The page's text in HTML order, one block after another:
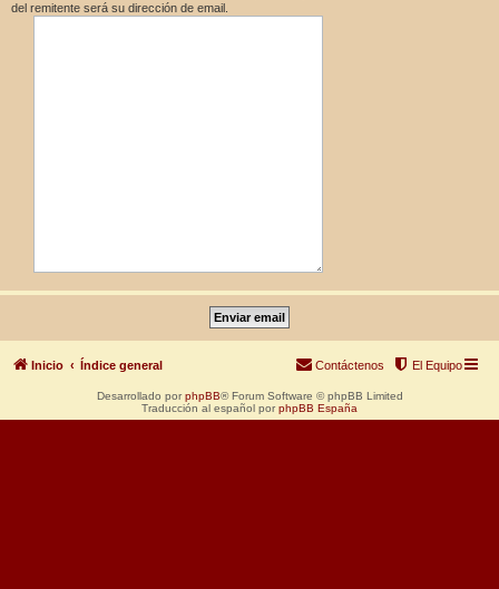
del remitente será su dirección de email.
Inicio Índice general El Equipo
Contáctenos
Desarrollado por phpBB® Forum Software © phpBB Limited
Traducción al español por phpBB España